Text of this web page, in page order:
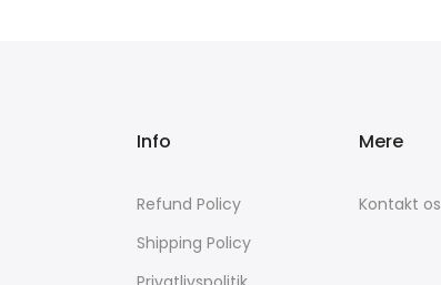
Info
Refund Policy
Shipping Policy
Mere
Kontakt os